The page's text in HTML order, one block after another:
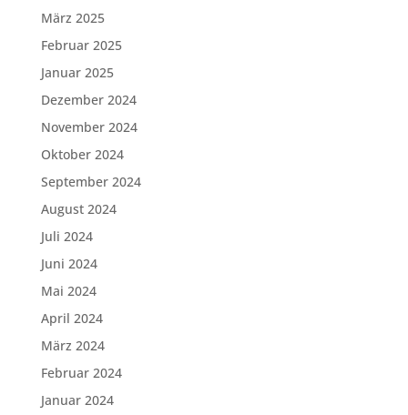
März 2025
Februar 2025
Januar 2025
Dezember 2024
November 2024
Oktober 2024
September 2024
August 2024
Juli 2024
Juni 2024
Mai 2024
April 2024
März 2024
Februar 2024
Januar 2024